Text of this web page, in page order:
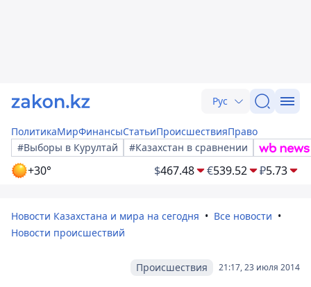
Рус
ПолитикаМирФинансыСтатьиПроисшествияПраво
#Выборы в Курултай
#Казахстан в сравнении
+30° $467.48 €539.52 ₽5.73
Новости Казахстана и мира на сегодня
Все новости
Новости происшествий
21:17, 23 июля 2014
Происшествия